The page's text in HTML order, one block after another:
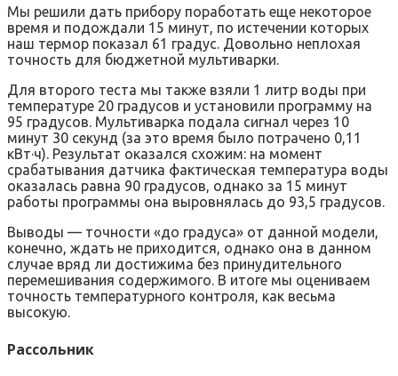
Мы решили дать прибору поработать еще некоторое
время и подождали 15 минут, по истечении которых
наш термор показал 61 градус. Довольно неплохая
точность для бюджетной мультиварки.
Для второго теста мы также взяли 1 литр воды при
температуре 20 градусов и установили программу на
95 градусов. Мультиварка подала сигнал через 10
минут 30 секунд (за это время было потрачено 0,11
кВт·ч). Результат оказался схожим: на момент
срабатывания датчика фактическая температура воды
оказалась равна 90 градусов, однако за 15 минут
работы программы она выровнялась до 93,5 градусов.
Выводы — точности «до градуса» от данной модели,
конечно, ждать не приходится, однако она в данном
случае вряд ли достижима без принудительного
перемешивания содержимого. В итоге мы оцениваем
точность температурного контроля, как весьма
высокую.
Рассольник